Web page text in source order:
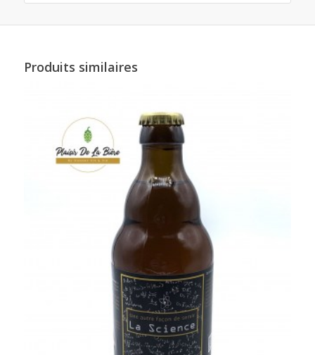
Produits similaires